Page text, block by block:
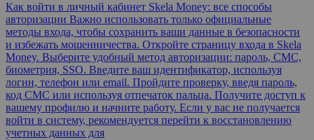
Как войти в личный кабинет Skela Money: все способы
авторизации Важно использовать только официальные
методы входа, чтобы сохранить ваши данные в безопасности
и избежать мошенничества. Откройте страницу входа в Skela
Money. Выберите удобный метод авторизации: пароль, СМС,
биометрия, SSO. Введите ваш идентификатор, используя
логин, телефон или email. Пройдите проверку, введя пароль,
код СМС или используя отпечаток пальца. Получите доступ к
вашему профилю и начните работу. Если у вас не получается
войти в систему, рекомендуется перейти к восстановлению
учетных данных для